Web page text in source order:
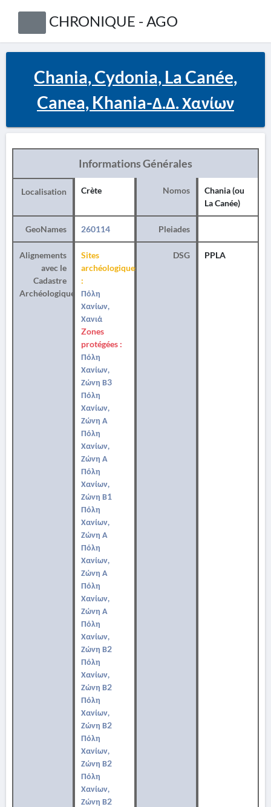
CHRONIQUE - AGO
Chania, Cydonia, La Canée,
Canea, Khania-Δ.Δ. Χανίων
Informations Générales
Localisation Crète Nomos
Chania (ou
La Canée)
GeoNames 260114 Pleiades
Alignements
avec le
Cadastre
Archéologique
Sites
archéologiques
:
Πόλη
Χανίων,
Χανιά
Zones
protégées :
Πόλη
Χανίων,
Ζώνη Β3
Πόλη
Χανίων,
Ζώνη Α
Πόλη
Χανίων,
Ζώνη Α
Πόλη
Χανίων,
Ζώνη Β1
Πόλη
Χανίων,
Ζώνη Α
Πόλη
Χανίων,
Ζώνη Α
Πόλη
Χανίων,
Ζώνη Α
Πόλη
Χανίων,
Ζώνη Β2
Πόλη
Χανίων,
Ζώνη Β2
Πόλη
Χανίων,
Ζώνη Β2
Πόλη
Χανίων,
Ζώνη Β2
Πόλη
Χανίων,
Ζώνη Β2
DSG PPLA